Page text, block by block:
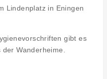
Lindenplatz in Eningen
gibt es
Wanderheime.